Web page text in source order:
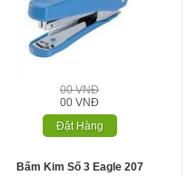
00 VNĐ
00 VNĐ
Đặt Hàng
Bấm Kim Số 3 Eagle 207